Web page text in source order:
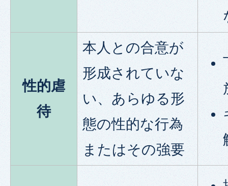
性的虐
待
本人との合意が
形成されていな
い、あらゆる形
態の性的な行為
またはその強要